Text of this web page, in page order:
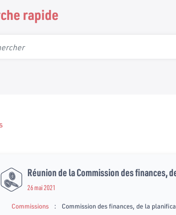
rapide
Réunion de la Commission des finances,
26 mai 2021
Commissions : Commission des finances, de la